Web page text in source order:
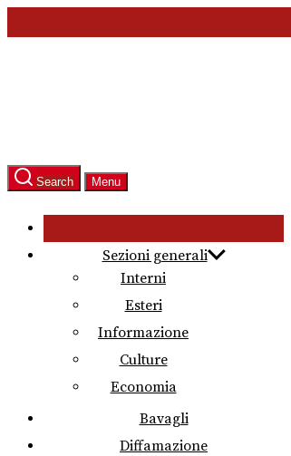
to
Search Menu
Sezioni generali
Interni
Esteri
Informazione
Culture
Economia
Bavagli
Diffamazione